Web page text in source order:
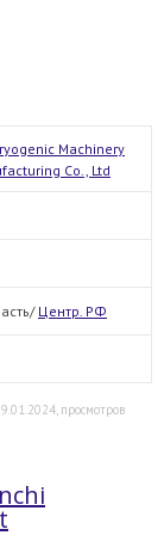
Machinery
Co., Ltd
Центр. РФ
просмотров